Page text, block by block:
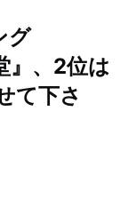
グ
』、2位は
て下さ